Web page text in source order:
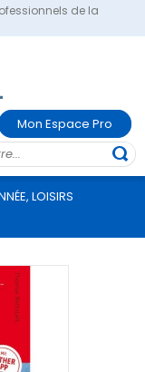
de la
Mon Espace Pro
LOISIRS